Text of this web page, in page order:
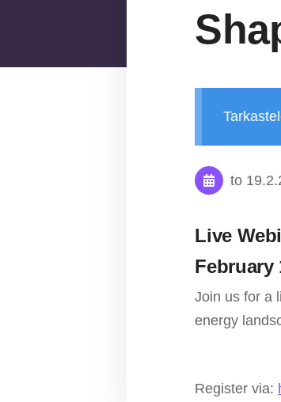
to
Live
February
Join us for a
energy
Register via: